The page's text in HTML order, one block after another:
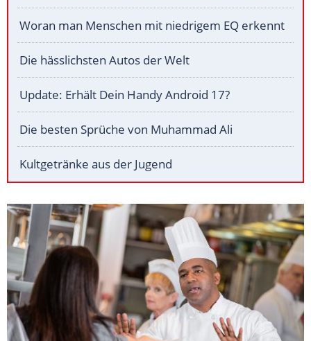
Woran man Menschen mit niedrigem EQ erkennt
Die hässlichsten Autos der Welt
Update: Erhält Dein Handy Android 17?
Die besten Sprüche von Muhammad Ali
Kultgetränke aus der Jugend